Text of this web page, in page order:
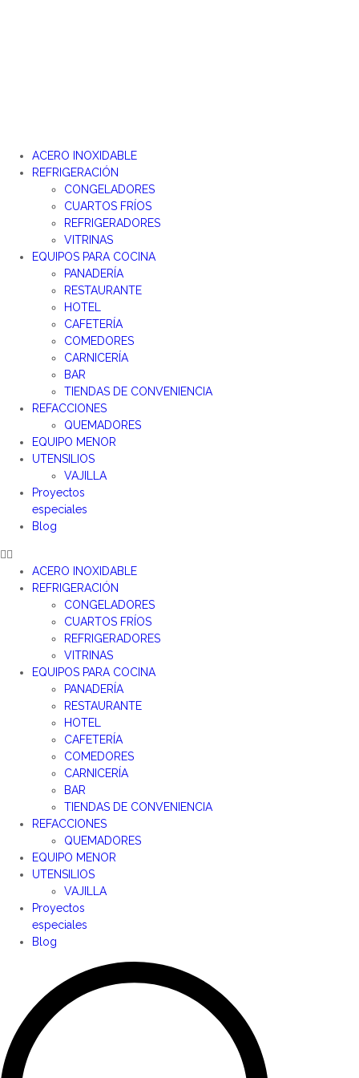
ACERO INOXIDABLE
REFRIGERACIÓN
CONGELADORES
CUARTOS FRÍOS
REFRIGERADORES
VITRINAS
EQUIPOS PARA COCINA
PANADERÍA
RESTAURANTE
HOTEL
CAFETERÍA
COMEDORES
CARNICERÍA
BAR
TIENDAS DE CONVENIENCIA
REFACCIONES
QUEMADORES
EQUIPO MENOR
UTENSILIOS
VAJILLA
Proyectos
especiales
Blog
ACERO INOXIDABLE
REFRIGERACIÓN
CONGELADORES
CUARTOS FRÍOS
REFRIGERADORES
VITRINAS
EQUIPOS PARA COCINA
PANADERÍA
RESTAURANTE
HOTEL
CAFETERÍA
COMEDORES
CARNICERÍA
BAR
TIENDAS DE CONVENIENCIA
REFACCIONES
QUEMADORES
EQUIPO MENOR
UTENSILIOS
VAJILLA
Proyectos
especiales
Blog